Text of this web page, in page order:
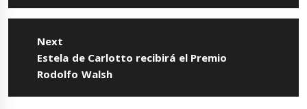
Next
Next
post:
Estela de Carlotto recibirá el Premio
Rodolfo Walsh